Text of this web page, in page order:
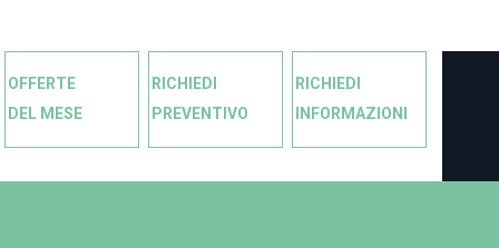
OFFERTE
DEL MESE
RICHIEDI
PREVENTIVO
RICHIEDI
INFORMAZIONI